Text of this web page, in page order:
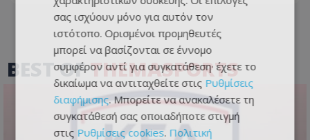
BEST OFTHEMASPORTS
σας ισχύουν μόνο για αυτόν τον
ιστότοπο. Ορισμένοι προμηθευτές
μπορεί να βασίζονται σε έννομο
συμφέρον αντί για συγκατάθεση· έχετε το
δικαίωμα να αντιταχθείτε στις Ρυθμίσεις
διαφήμισης. Μπορείτε να ανακαλέσετε τη
συγκατάθεσή σας οποιαδήποτε στιγμή
στις Ρυθμίσεις cookies. Πολιτική